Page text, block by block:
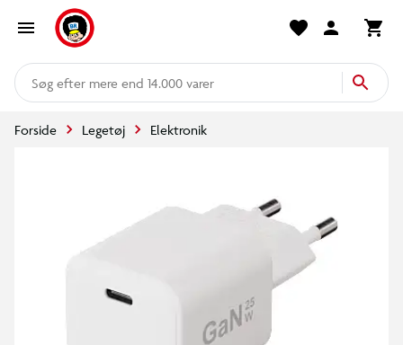
mere end 14.000 varer
Forside Legetøj Elektronik